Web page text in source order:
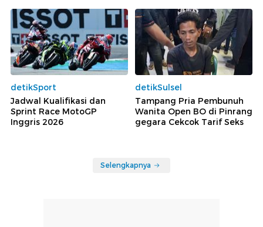
detikSport
Jadwal Kualifikasi dan
Sprint Race MotoGP
Inggris 2026
detikSulsel
Tampang Pria Pembunuh
Wanita Open BO di Pinrang
gegara Cekcok Tarif Seks
Selengkapnya